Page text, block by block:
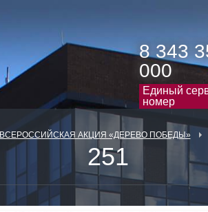
8 343
000
Единый
номер
ВСЕРОССИЙСКАЯ АКЦИЯ «ДЕРЕВО ПОБЕДЫ»
251